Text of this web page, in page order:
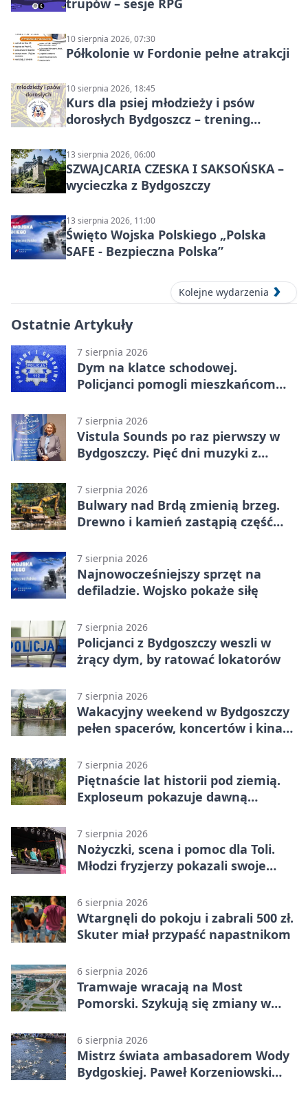
trupów – sesje RPG
10 sierpnia 2026, 07:30
Półkolonie w Fordonie pełne atrakcji
10 sierpnia 2026, 18:45
Kurs dla psiej młodzieży i psów
dorosłych Bydgoszcz – trening
13 sierpnia 2026, 06:00
SZWAJCARIA CZESKA I SAKSOŃSKA –
wycieczka z Bydgoszczy
13 sierpnia 2026, 11:00
Święto Wojska Polskiego „Polska
SAFE - Bezpieczna Polska”
Kolejne wydarzenia
Ostatnie Artykuły
7 sierpnia 2026
Dym na klatce schodowej.
Policjanci pomogli mieszkańcom
7 sierpnia 2026
Vistula Sounds po raz pierwszy w
Bydgoszczy. Pięć dni muzyki z
7 sierpnia 2026
Bulwary nad Brdą zmienią brzeg.
Drewno i kamień zastąpią część
7 sierpnia 2026
Najnowocześniejszy sprzęt na
defiladzie. Wojsko pokaże siłę
7 sierpnia 2026
Policjanci z Bydgoszczy weszli w
żrący dym, by ratować lokatorów
7 sierpnia 2026
Wakacyjny weekend w Bydgoszczy
pełen spacerów, koncertów i kina
7 sierpnia 2026
Piętnaście lat historii pod ziemią.
Exploseum pokazuje dawną
7 sierpnia 2026
Nożyczki, scena i pomoc dla Toli.
Młodzi fryzjerzy pokazali swoje
6 sierpnia 2026
Wtargnęli do pokoju i zabrali 500 zł.
Skuter miał przypaść napastnikom
6 sierpnia 2026
Tramwaje wracają na Most
Pomorski. Szykują się zmiany w
6 sierpnia 2026
Mistrz świata ambasadorem Wody
Bydgoskiej. Paweł Korzeniowski